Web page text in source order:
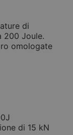
di
200 Joule.
omologate
di 15 kN